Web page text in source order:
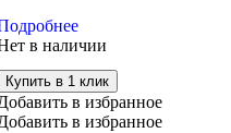
в наличии
Купить в 1 клик
в избранное
в избранное